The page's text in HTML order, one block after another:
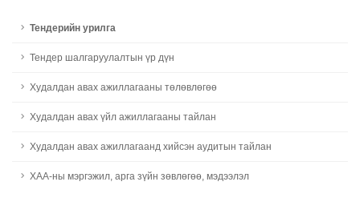
Тендерийн урилга
Тендер шалгаруулалтын үр дүн
Худалдан авах ажиллагааны төлөвлөгөө
Худалдан авах үйл ажиллагааны тайлан
Худалдан авах ажиллагаанд хийсэн аудитын тайлан
ХАА-ны мэргэжил, арга зүйн зөвлөгөө, мэдээлэл